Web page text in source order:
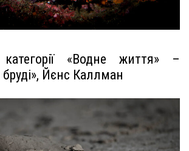
«Водне життя» –
Йєнс Каллман